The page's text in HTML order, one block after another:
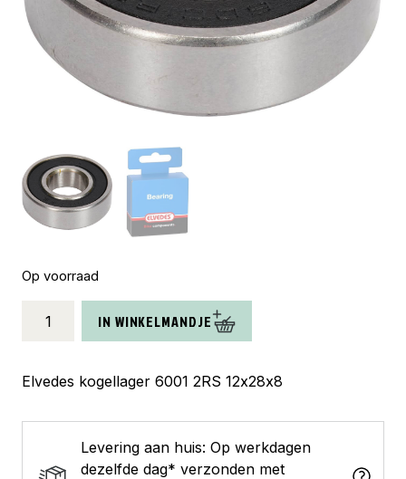
Op voorraad
kogellager
2RS
aantal
IN WINKELMANDJE
Elvedes kogellager 6001 2RS 12x28x8
Levering aan huis: Op werkdagen
dezelfde dag* verzonden met